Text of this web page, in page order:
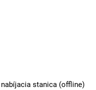
nabíjacia stanica (offline)